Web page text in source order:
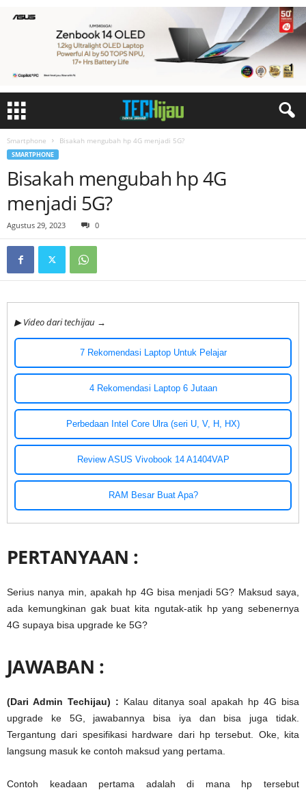
Smartphone Bisakah mengubah hp 4G menjadi 5G?
SMARTPHONE
Bisakah mengubah hp 4G
menjadi 5G?
Agustus 29, 2023 0
▶ Video dari techijau →
7 Rekomendasi Laptop Untuk Pelajar
4 Rekomendasi Laptop 6 Jutaan
Perbedaan Intel Core Ulra (seri U, V, H, HX)
Review ASUS Vivobook 14 A1404VAP
RAM Besar Buat Apa?
PERTANYAAN :
Serius nanya min, apakah hp 4G bisa menjadi 5G? Maksud saya,
ada kemungkinan gak buat kita ngutak-atik hp yang sebenernya
4G supaya bisa upgrade ke 5G?
JAWABAN :
(Dari Admin Techijau) : Kalau ditanya soal apakah hp 4G bisa
upgrade ke 5G, jawabannya bisa iya dan bisa juga tidak.
Tergantung dari spesifikasi hardware dari hp tersebut. Oke, kita
langsung masuk ke contoh maksud yang pertama.
Contoh keadaan pertama adalah di mana hp tersebut